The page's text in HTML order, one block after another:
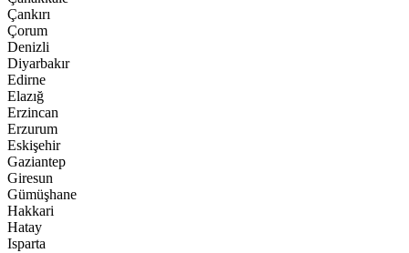
Çankırı
Çorum
Denizli
Diyarbakır
Edirne
Elazığ
Erzincan
Erzurum
Eskişehir
Gaziantep
Giresun
Gümüşhane
Hakkari
Hatay
Isparta